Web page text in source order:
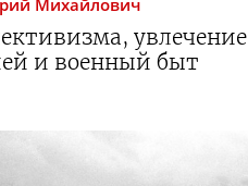
Михайлович
увлечение
и военный быт